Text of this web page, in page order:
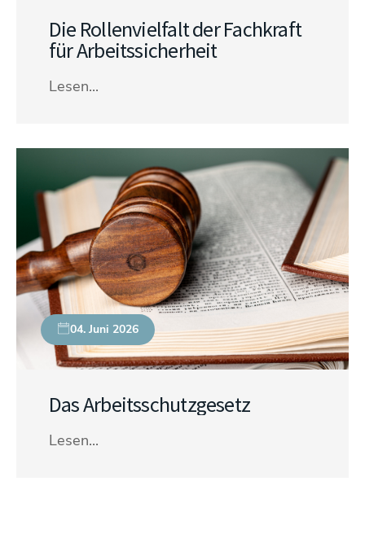
Die Rollenvielfalt der Fachkraft
für Arbeitssicherheit
Lesen...
04. Juni 2026
Das Arbeitsschutzgesetz
Lesen...